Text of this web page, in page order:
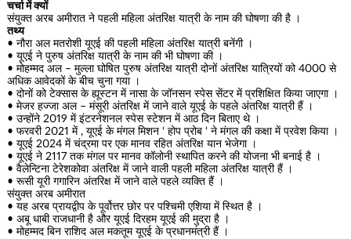
चर्चा में क्यों
संयुक्त अरब अमीरात ने पहली महिला अंतरिक्ष यात्री के नाम की घोषणा की है ।
तथ्य
• नौरा अल मतरोशी यूएई की पहली महिला अंतरिक्ष यात्री बनेंगी ।
• यूएई ने पुरुष अंतरिक्ष यात्री के नाम की भी घोषणा की ।
• मोहम्मद अल – मुल्ला घोषित पुरुष अंतरिक्ष यात्री दोनों अंतरिक्ष यात्रियों को 4000 से
अधिक आवेदकों के बीच चुना गया ।
• दोनों को टेक्सास के ह्यूस्टन में नासा के जॉनसन स्पेस सेंटर में प्रशिक्षित किया जाएगा ।
• मेजर हज्जा अल – मंसूरी अंतरिक्ष में जाने वाले यूएई के पहले अंतरिक्ष यात्री हैं ।
• उन्होंने 2019 में इंटरनेशनल स्पेस स्टेशन में आठ दिन बिताए थे ।
• फरवरी 2021 में , यूएई के मंगल मिशन ‘ होप प्रोब ‘ ने मंगल की कक्षा में प्रवेश किया ।
• यूएई 2024 में चंद्रमा पर एक मानव रहित अंतरिक्ष यान भेजेगा ।
• यूएई ने 2117 तक मंगल पर मानव कॉलोनी स्थापित करने की योजना भी बनाई है ।
• वैलेन्टिना टेरेशकोवा अंतरिक्ष में जाने वाली पहली महिला अंतरिक्ष यात्री हैं ।
• रूसी यूरी गगारिन अंतरिक्ष में जाने वाले पहले व्यक्ति हैं ।
संयुक्त अरब अमीरात
• यह अरब प्रायद्वीप के पूर्वोत्तर छोर पर पश्चिमी एशिया में स्थित है ।
• अबू धाबी राजधानी है और यूएई दिरहम यूएई की मुद्रा है ।
• मोहम्मद बिन राशिद अल मकतूम यूएई के प्रधानमंत्री हैं ।